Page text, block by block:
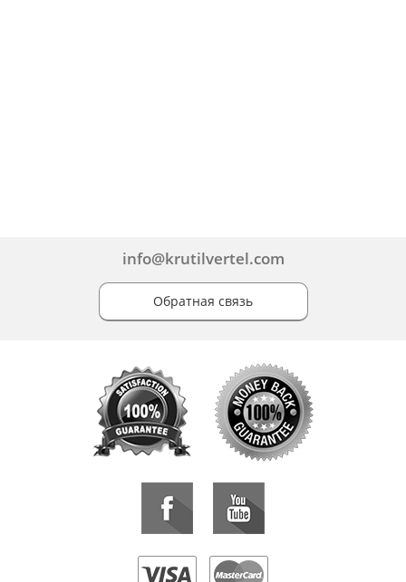
info@krutilvertel.com
Обратная связь